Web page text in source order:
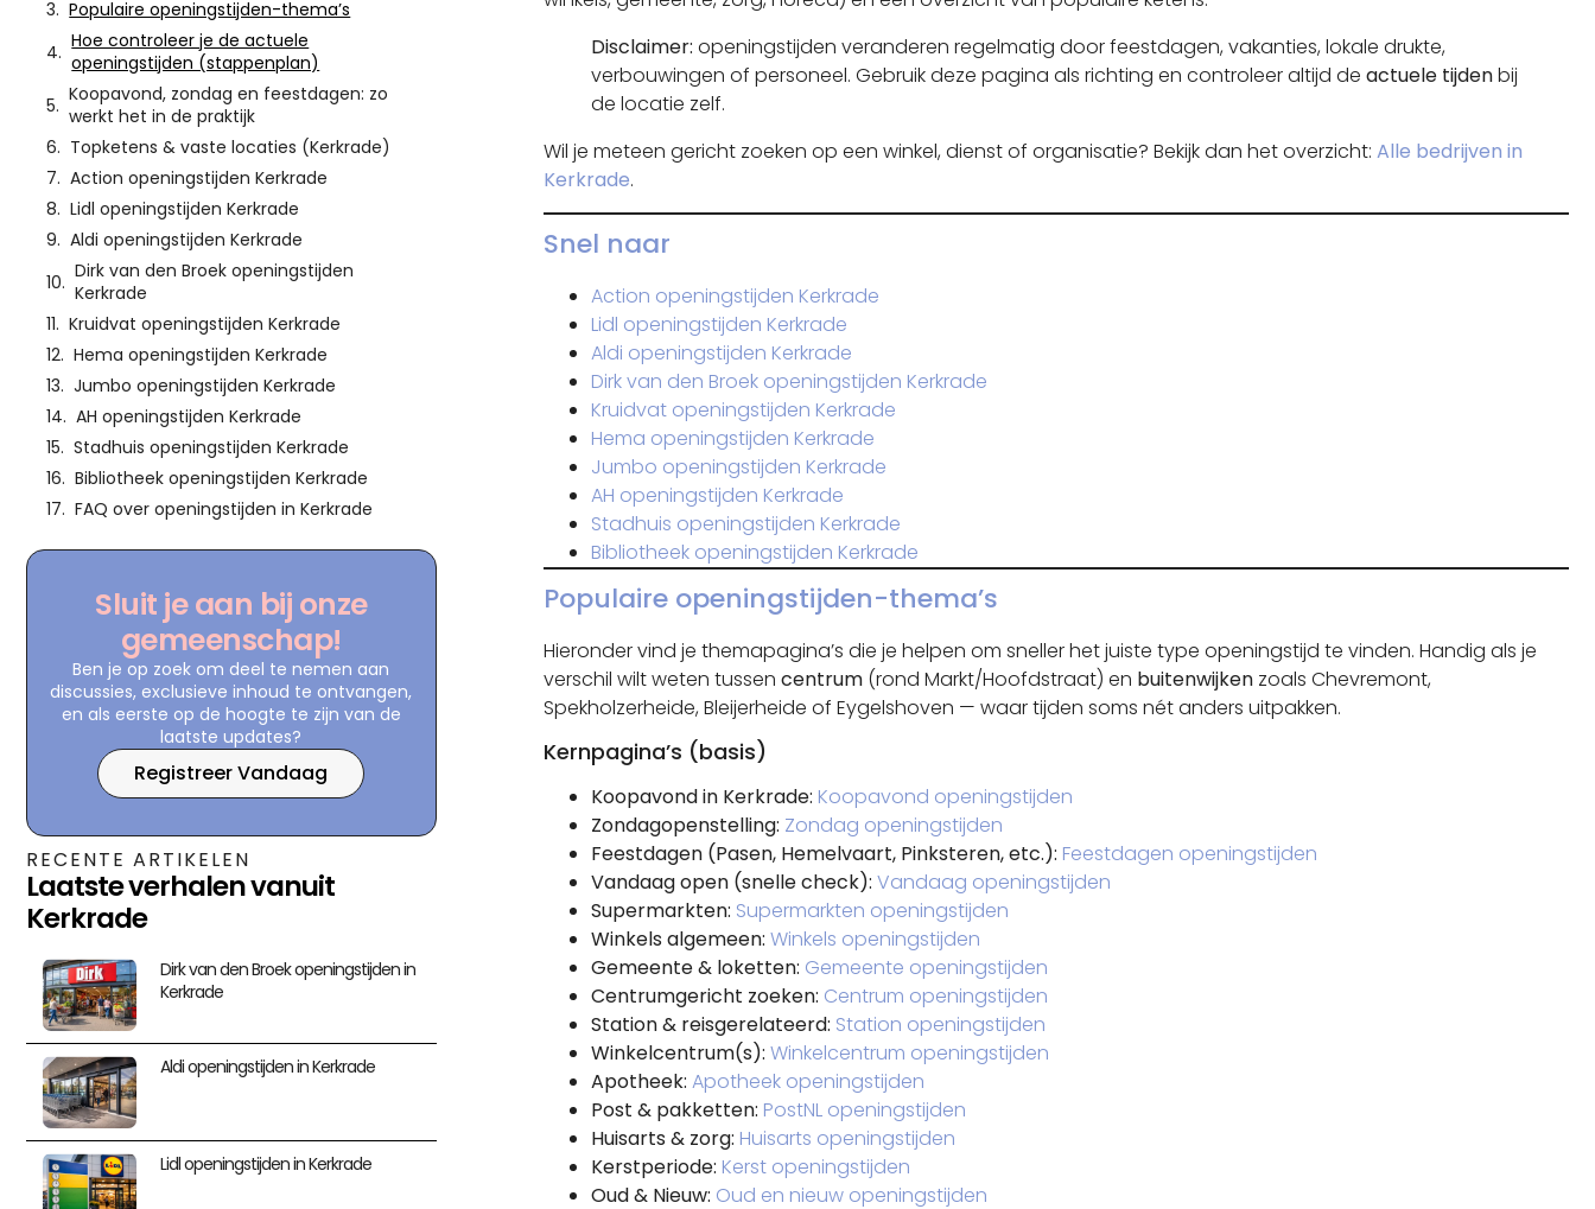
Disclaimer: openingstijden veranderen regelmatig door feestdagen, vakanties, lokale drukte,
verbouwingen of personeel. Gebruik deze pagina als richting en controleer altijd de actuele tijdenbij
de locatie zelf.
Wil je meteen gericht zoeken op een winkel, dienst of organisatie? Bekijk dan het overzicht: Alle bedrijven in
Kerkrade.
Snel naar
Action openingstijden Kerkrade
Lidl openingstijden Kerkrade
Aldi openingstijden Kerkrade
Dirk van den Broek openingstijden Kerkrade
Kruidvat openingstijden Kerkrade
Hema openingstijden Kerkrade
Jumbo openingstijden Kerkrade
AH openingstijden Kerkrade
Stadhuis openingstijden Kerkrade
Bibliotheek openingstijden Kerkrade
Populaire openingstijden-thema’s
Hieronder vind je themapagina’s die je helpen om sneller het juiste type openingstijd te vinden. Handig als je
verschil wilt weten tussen centrum(rond Markt/Hoofdstraat) en buitenwijkenzoals Chevremont,
Spekholzerheide, Bleijerheide of Eygelshoven — waar tijden soms nét anders uitpakken.
Kernpagina’s (basis)
Koopavond in Kerkrade: Koopavond openingstijden
Zondagopenstelling: Zondag openingstijden
Feestdagen (Pasen, Hemelvaart, Pinksteren, etc.): Feestdagen openingstijden
Vandaag open (snelle check): Vandaag openingstijden
Supermarkten: Supermarkten openingstijden
Winkels algemeen: Winkels openingstijden
Gemeente & loketten: Gemeente openingstijden
Centrumgericht zoeken: Centrum openingstijden
Station & reisgerelateerd: Station openingstijden
Winkelcentrum(s): Winkelcentrum openingstijden
Apotheek: Apotheek openingstijden
Post & pakketten: PostNL openingstijden
Huisarts & zorg: Huisarts openingstijden
Kerstperiode: Kerst openingstijden
Oud & Nieuw: Oud en nieuw openingstijden
Populaire openingstijden-thema’s
Hoe controleer je de actuele
openingstijden (stappenplan)
Koopavond, zondag en feestdagen: zo
werkt het in de praktijk
Topketens & vaste locaties (Kerkrade)
Action openingstijden Kerkrade
Lidl openingstijden Kerkrade
Aldi openingstijden Kerkrade
Dirk van den Broek openingstijden
Kerkrade
Kruidvat openingstijden Kerkrade
Hema openingstijden Kerkrade
Jumbo openingstijden Kerkrade
AH openingstijden Kerkrade
Stadhuis openingstijden Kerkrade
Bibliotheek openingstijden Kerkrade
FAQ over openingstijden in Kerkrade
Sluit je aan bij onze
gemeenschap!
Ben je op zoek om deel te nemen aan
discussies, exclusieve inhoud te ontvangen,
en als eerste op de hoogte te zijn van de
laatste updates?
Registreer Vandaag
RECENTE ARTIKELEN
Laatste verhalen vanuit
Kerkrade
Dirk van den Broek openingstijden in
Kerkrade
Aldi openingstijden in Kerkrade
Lidl openingstijden in Kerkrade